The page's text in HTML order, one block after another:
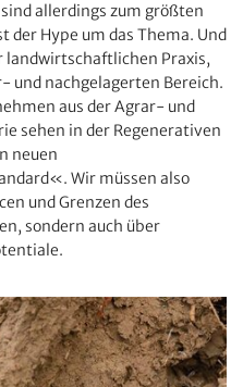
allerdings zum größten
der Hype um das Thema. Und
landwirtschaftlichen Praxis,
und nachgelagerten Bereich.
aus der Agrar- und
sehen in der Regenerativen
neuen
Wir müssen also
und Grenzen des
sondern auch über